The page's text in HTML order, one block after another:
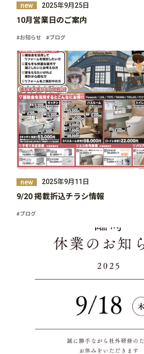
new 2025年9月25日
10月営業日のご案内
#お知らせ #ブログ
new 2025年9月11日
9/20 掲載折込チラシ情報
#ブログ